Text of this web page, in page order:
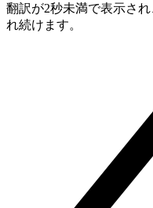
翻訳が2秒未満で表示さ
れ続けます。